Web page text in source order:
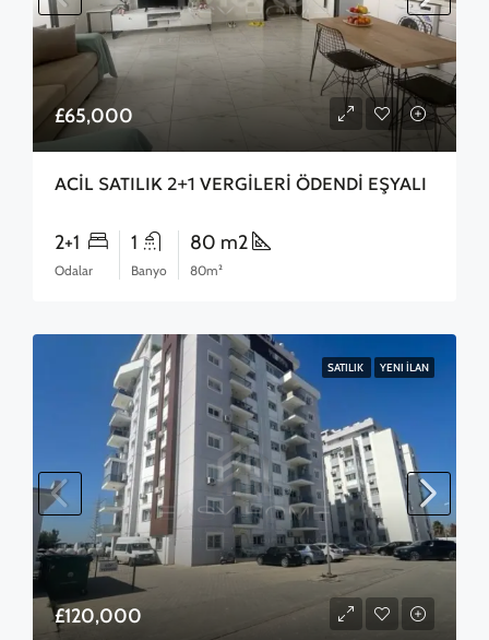
£65,000
ACİL SATILIK 2+1 VERGİLERİ ÖDENDİ EŞYALI
2+1
Odalar
1
Banyo
80 m2
80m²
SATILIK YENI İLAN
£120,000